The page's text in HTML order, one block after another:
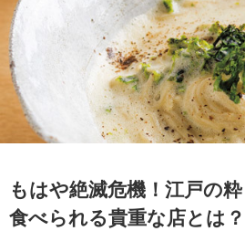
もはや絶滅危機！江戸の
食べられる貴重な店とは？